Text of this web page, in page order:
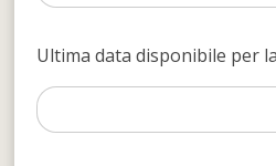
Ultima data disponibile per